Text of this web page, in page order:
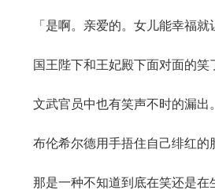
「是啊。亲爱的。女儿能幸福就
国王陛下和王妃殿下面对面的笑
文武官员中也有笑声不时的漏出。
布伦希尔德用手捂住自己绯红的
那是一种不知道到底在笑还是在